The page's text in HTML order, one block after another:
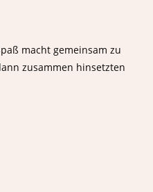
macht gemeinsam zu
zusammen hinsetzten